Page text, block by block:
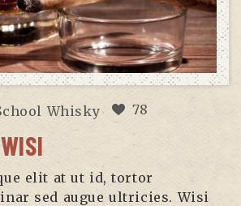
Whisky 78
elit at ut id, tortor
sed augue ultricies. Wisi